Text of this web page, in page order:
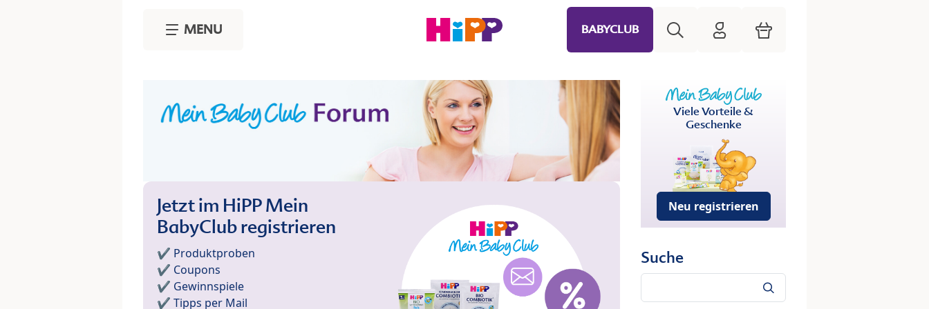
MENU BABYCLUB HiPP Mein Babyclub
Warenkorb
Jetzt im HiPP Mein
BabyClub registrieren
✔️ Produktproben
✔️ Coupons
✔️ Gewinnspiele
✔️ Tipps per Mail
Viele Vorteile &
Geschenke
Neu registrieren
Suche